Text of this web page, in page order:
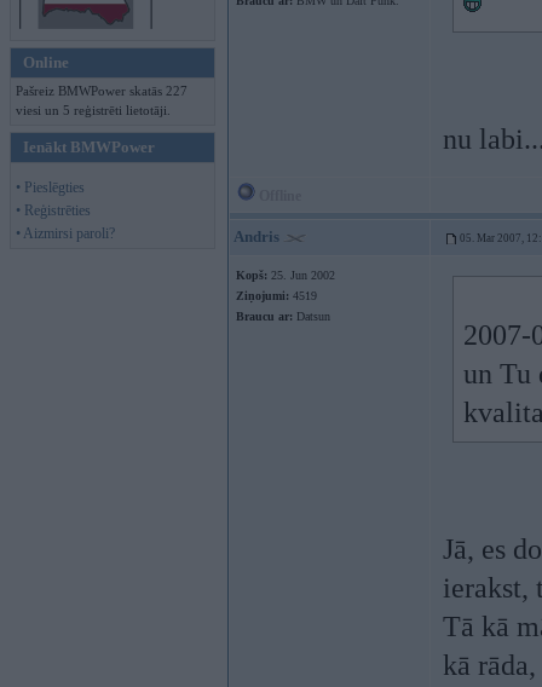
Online
Pašreiz BMWPower skatās 227
viesi un 5 reģistrēti lietotāji.
Ienākt BMWPower
• Pieslēgties
• Reģistrēties
• Aizmirsi paroli?
nu
Andris 05. Mar 2007,
Kopš: 25. Jun 2002
Ziņojumi: 4519
Braucu ar: Datsun
2007-
un Tu
Jā, es
ierakst,
Tā kā
kā